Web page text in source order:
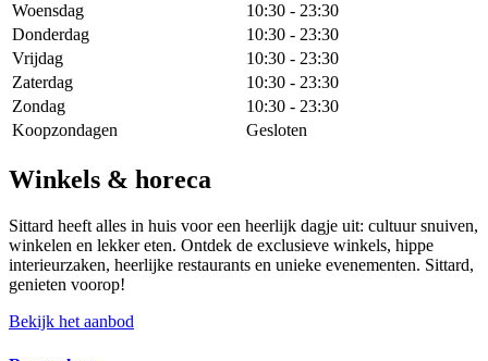
Woensdag
10:30 - 23:30
Donderdag
10:30 - 23:30
Vrijdag
10:30 - 23:30
Zaterdag
10:30 - 23:30
Zondag
10:30 - 23:30
Koopzondagen
Gesloten
Winkels & horeca
Sittard heeft alles in huis voor een heerlijk dagje uit: cultuur snuiven,
winkelen en lekker eten. Ontdek de exclusieve winkels, hippe
interieurzaken, heerlijke restaurants en unieke evenementen. Sittard,
genieten voorop!
Bekijk het aanbod